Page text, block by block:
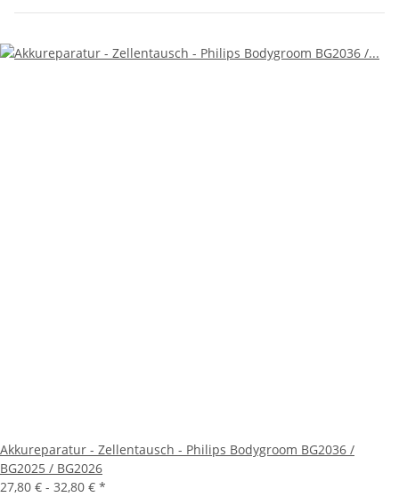
Akkureparatur - Zellentausch - Philips Bodygroom BG2036 /
BG2025 / BG2026
27,80 € - 32,80 € *